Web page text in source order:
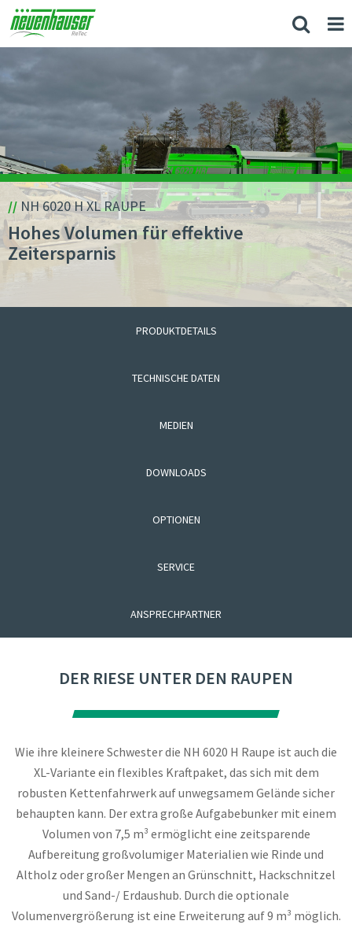
// NH 6020 H XL RAUPE
Hohes Volumen für effektive
Zeitersparnis
PRODUKTDETAILS
TECHNISCHE DATEN
MEDIEN
DOWNLOADS
OPTIONEN
SERVICE
ANSPRECHPARTNER
DER RIESE UNTER DEN RAUPEN
Wie ihre kleinere Schwester die NH 6020 H Raupe ist auch die
XL-Variante ein flexibles Kraftpaket, das sich mit dem
robusten Kettenfahrwerk auf unwegsamem Gelände sicher
behaupten kann. Der extra große Aufgabebunker mit einem
Volumen von 7,5 m³ ermöglicht eine zeitsparende
Aufbereitung großvolumiger Materialien wie Rinde und
Altholz oder großer Mengen an Grünschnitt, Hackschnitzel
und Sand-/ Erdaushub. Durch die optionale
Volumenvergrößerung ist eine Erweiterung auf 9 m³ möglich.